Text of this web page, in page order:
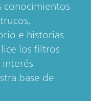
conocimientos
e historias
los filtros
base de